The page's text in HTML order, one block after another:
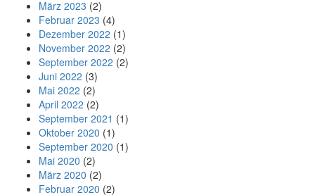
März 2023 (2)
Februar 2023 (4)
Dezember 2022 (1)
November 2022 (2)
September 2022 (2)
Juni 2022 (3)
Mai 2022 (2)
April 2022 (2)
September 2021 (1)
Oktober 2020 (1)
September 2020 (1)
Mai 2020 (2)
März 2020 (2)
Februar 2020 (2)